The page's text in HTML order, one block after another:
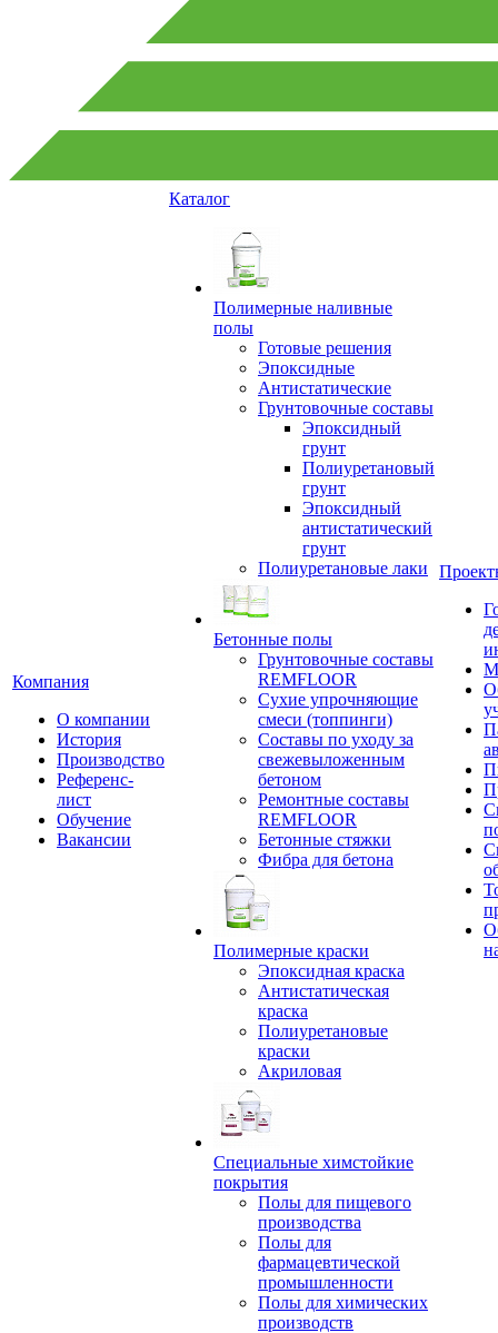
Компания
О компании
История
Производство
Референс-
лист
Обучение
Вакансии
Каталог
Полимерные наливные
полы
Готовые решения
Эпоксидные
Антистатические
Грунтовочные составы
Эпоксидный
грунт
Полиуретановый
грунт
Эпоксидный
антистатический
грунт
Полиуретановые лаки
Бетонные полы
Грунтовочные составы
REMFLOOR
Сухие упрочняющие
смеси (топпинги)
Составы по уходу за
свежевыложенным
бетоном
Ремонтные составы
REMFLOOR
Бетонные стяжки
Фибра для бетона
Полимерные краски
Эпоксидная краска
Антистатическая
краска
Полиуретановые
краски
Акриловая
Специальные химстойкие
покрытия
Полы для пищевого
производства
Полы для
фармацевтической
промышленности
Полы для химических
производств